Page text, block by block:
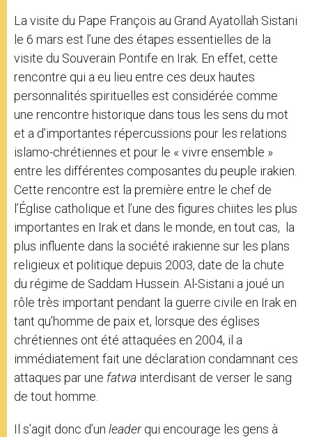
La visite du Pape François au Grand Ayatollah Sistani
le 6 mars est l’une des étapes essentielles de la
visite du Souverain Pontife en Irak. En effet, cette
rencontre qui a eu lieu entre ces deux hautes
personnalités spirituelles est considérée comme
une rencontre historique dans tous les sens du mot
et a d’importantes répercussions pour les relations
islamo-chrétiennes et pour le « vivre ensemble »
entre les différentes composantes du peuple irakien.
Cette rencontre est la première entre le chef de
l’Église catholique et l’une des figures chiites les plus
importantes en Irak et dans le monde, en tout cas, la
plus influente dans la société irakienne sur les plans
religieux et politique depuis 2003, date de la chute
du régime de Saddam Hussein. Al-Sistani a joué un
rôle très important pendant la guerre civile en Irak en
tant qu’homme de paix et, lorsque des églises
chrétiennes ont été attaquées en 2004, il a
immédiatement fait une déclaration condamnant ces
attaques par une fatwa interdisant de verser le sang
de tout homme.
Il s’agit donc d’un leaderqui encourage les gens à